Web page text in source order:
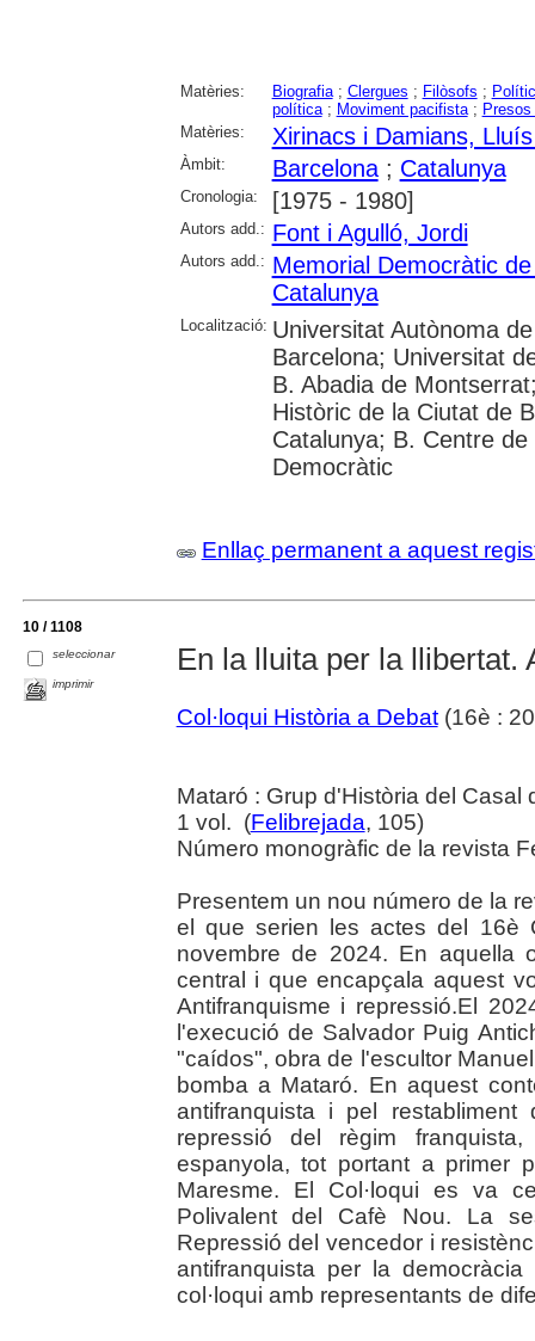
Matèries: Biografia; Clergues ; Filòsofs ;
política; Moviment pacifista;
Matèries:
Xirinacs i Damians,
Àmbit: Barcelona; Catalunya
Cronologia: [1975 - 1980]
Autors add.: Font i Agulló, Jordi
Autors add.: Memorial Democràtic
Catalunya
Localització: Universitat Autònoma
Barcelona; Universitat
B. Abadia de
Històric de la Ciutat de
Catalunya; B. Centre
Democràtic
Enllaç permanent a aquest
10 / 1108
seleccionar
imprimir
En la lluita per la llibertat.
Col·loqui Història a Debat(16è :
Mataró : Grup d'Història del Casal
1 vol. (Felibrejada, 105)
Número monogràfic de la revista
Presentem un nou número de la
el que serien les actes del 16è
novembre de 2024. En aquella
central i que encapçala aquest
Antifranquisme i repressió.El
l'execució de Salvador Puig
"caídos", obra de l'escultor
bomba a Mataró. En aquest
antifranquista i pel
repressió del règim
espanyola, tot portant a primer
Maresme. El Col·loqui es va
Polivalent del Cafè Nou. La
Repressió del vencedor i
antifranquista per la
col·loqui amb representants de